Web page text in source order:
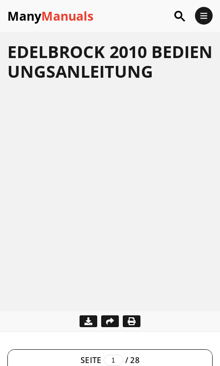
ManyManuals
EDELBROCK 2010 BEDIEN
UNGSANLEITUNG
SEITE /28